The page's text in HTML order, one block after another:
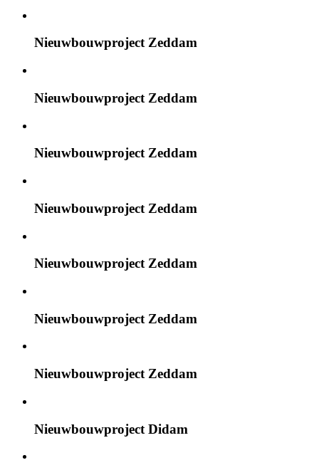
Nieuwbouwproject Zeddam
Nieuwbouwproject Zeddam
Nieuwbouwproject Zeddam
Nieuwbouwproject Zeddam
Nieuwbouwproject Zeddam
Nieuwbouwproject Zeddam
Nieuwbouwproject Zeddam
Nieuwbouwproject Didam